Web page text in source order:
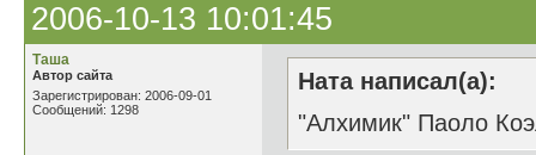
2006-10-13 10:01:45
Таша
Автор сайта
Зарегистрирован: 2006-09-01
Сообщений: 1298
Ната написал(а):
"Алхимик" Паоло